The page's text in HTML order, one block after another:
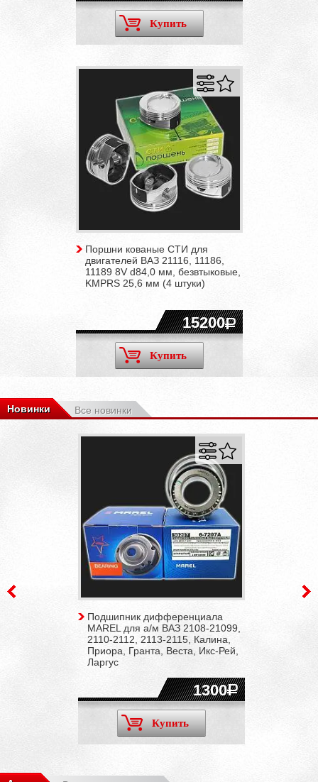
Купить
Поршни кованые СТИ для
двигателей ВАЗ 21116, 11186,
11189 8V d84,0 мм, безвтыковые,
KMPRS 25,6 мм (4 штуки)
15200
Купить
Новинки Все новинки
Подшипник дифференциала
MAREL для а/м ВАЗ 2108-21099,
2110-2112, 2113-2115, Калина,
Приора, Гранта, Веста, Икс-Рей,
Ларгус
1300
Купить